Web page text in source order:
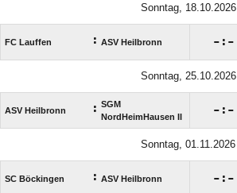
Sonntag, 18.10.2026
FC Lauffen : ASV Heilbronn  : 
Sonntag, 25.10.2026
ASV Heilbronn : SGM
NordHeimHausen II
 : 
Sonntag, 01.11.2026
SC Böckingen : ASV Heilbronn  : 